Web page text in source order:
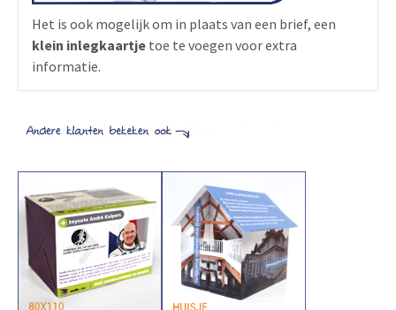
Het is ook mogelijk om in plaats van een brief, een
klein inlegkaartje toe te voegen voor extra
informatie.